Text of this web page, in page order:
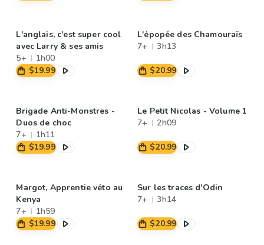
L'anglais, c'est super cool
avec Larry & ses amis
5+
1h00
$19.99
L'épopée des Chamouraïs
7+
3h13
$20.99
Brigade Anti-Monstres -
Duos de choc
7+
1h11
$19.99
Le Petit Nicolas - Volume 1
7+
2h09
$20.99
Margot, Apprentie véto au
Kenya
7+
1h59
$19.99
Sur les traces d'Odin
7+
3h14
$20.99